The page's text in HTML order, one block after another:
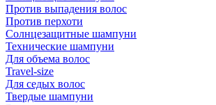
Против выпадения волос
Против перхоти
Солнцезащитные шампуни
Технические шампуни
Для объема волос
Travel-size
Для седых волос
Твердые шампуни